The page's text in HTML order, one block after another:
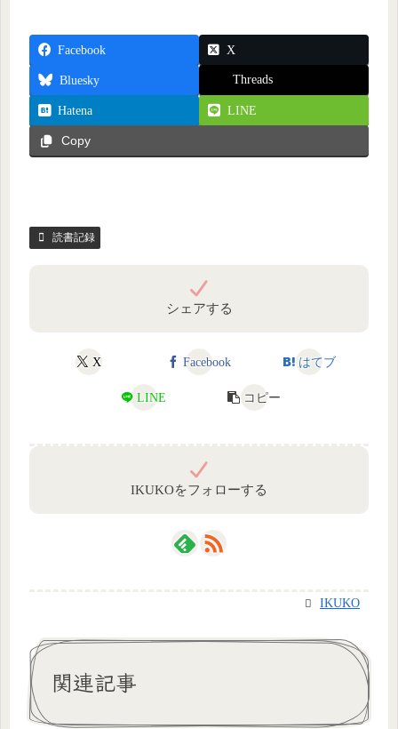
Facebook X
Bluesky Threads
Hatena LINE
Copy
読書記録
シェアする
X Facebook はてブ
LINE コピー
IKUKOをフォローする
IKUKO
関連記事